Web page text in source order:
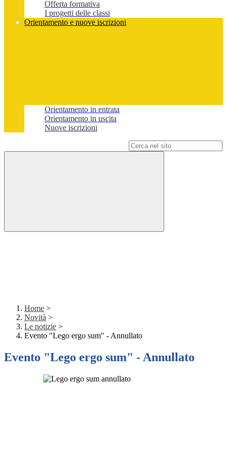
Offerta formativa
I progetti delle classi
Orientamento e nuove iscrizioni
Orientamento in entrata
Orientamento in uscita
Nuove iscrizioni
Home >
Novità >
Le notizie >
Evento "Lego ergo sum" - Annullato
Evento "Lego ergo sum" - Annullato